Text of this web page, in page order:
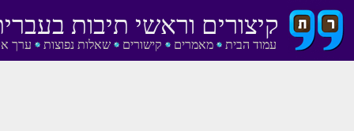
עמוד הבית מאמרים קישורים שאלות נפוצות ערך
קיצורים וראשי תיבות